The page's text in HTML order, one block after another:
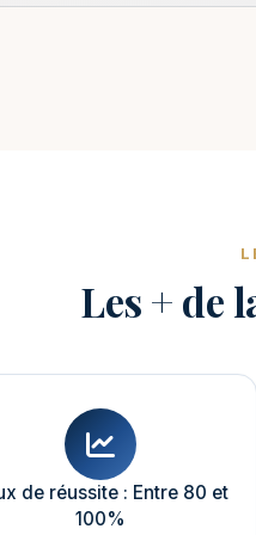
Les + de
de réussite : Entre 80 et
100%